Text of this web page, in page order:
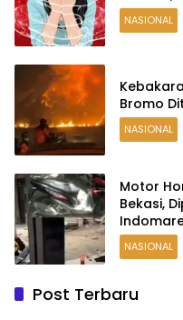
NASIONAL
Bromo
NASIONAL
Motor
Bekasi,
NASIONAL
Post Terbaru